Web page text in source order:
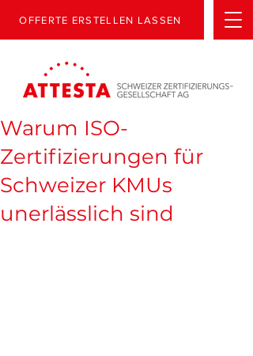
OFFERTE ERSTELLEN LASSEN
Warum ISO-
Zertifizierungen für
Schweizer KMUs
unerlässlich sind